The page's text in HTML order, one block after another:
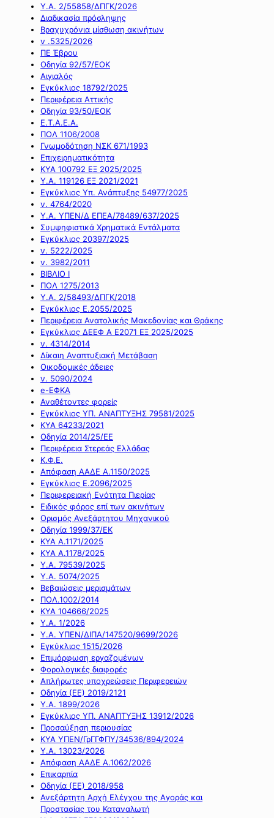
Υ.Α. 2/55858/ΔΠΓΚ/2026
Διαδικασία πρόσληψης
Βραχυχρόνια μίσθωση ακινήτων
ν .5325/2026
ΠΕ Έβρου
Οδηγία 92/57/ΕΟΚ
Αιγιαλός
Εγκύκλιος 18792/2025
Περιφέρεια Αττικής
Οδηγία 93/50/ΕΟΚ
Ε.Τ.Α.Ε.Α.
ΠΟΛ 1106/2008
Γνωμοδότηση ΝΣΚ 671/1993
Επιχειρηματικότητα
ΚΥΑ 100792 ΕΞ 2025/2025
Υ.Α. 119126 ΕΞ 2021/2021
Εγκύκλιος Υπ. Ανάπτυξης 54977/2025
ν. 4764/2020
Υ.Α. ΥΠΕΝ/Δ ΕΠΕΑ/78489/637/2025
Συμψηφιστικά Χρηματικά Εντάλματα
Εγκύκλιος 20397/2025
ν. 5222/2025
ν. 3982/2011
ΒΙΒΛΙΟ Ι
ΠΟΛ 1275/2013
Υ.Α. 2/58493/ΔΠΓΚ/2018
Εγκύκλιος Ε.2055/2025
Περιφέρεια Ανατολικής Μακεδονίας και Θράκης
Εγκύκλιος ΔΕΕΦ Α Ε2071 ΕΞ 2025/2025
ν. 4314/2014
Δίκαιη Αναπτυξιακή Μετάβαση
Οικοδομικές άδειες
ν. 5090/2024
e-ΕΦΚΑ
Αναθέτοντες φορείς
Εγκύκλιος ΥΠ. ΑΝΑΠΤΥΞΗΣ 79581/2025
ΚΥΑ 64233/2021
Οδηγία 2014/25/ΕΕ
Περιφέρεια Στερεάς Ελλάδας
Κ.Φ.Ε.
Απόφαση ΑΑΔΕ Α.1150/2025
Εγκύκλιος Ε.2096/2025
Περιφερειακή Ενότητα Πιερίας
Ειδικός φόρος επί των ακινήτων
Ορισμός Ανεξάρτητου Μηχανικού
Οδηγία 1999/37/ΕΚ
ΚΥΑ Α.1171/2025
ΚΥΑ Α.1178/2025
Υ.Α. 79539/2025
Υ.Α. 5074/2025
Βεβαιώσεις μερισμάτων
ΠΟΛ.1002/2014
ΚΥΑ 104666/2025
Υ.Α. 1/2026
Υ.Α. ΥΠΕΝ/ΔΙΠΑ/147520/9699/2026
Εγκύκλιος 1515/2026
Επιμόρφωση εργαζομένων
Φορολογικές διαφορές
Απλήρωτες υποχρεώσεις Περιφερειών
Οδηγία (ΕΕ) 2019/2121
Υ.Α. 1899/2026
Εγκύκλιος ΥΠ. ΑΝΑΠΤΥΞΗΣ 13912/2026
Προσαύξηση περιουσίας
ΚΥΑ ΥΠΕΝ/ΓρΓΓΦΠΥ/34536/894/2024
Υ.Α. 13023/2026
Απόφαση ΑΑΔΕ Α.1062/2026
Επικαρπία
Οδηγία (ΕΕ) 2018/958
Ανεξάρτητη Αρχή Ελέγχου της Αγοράς και
Προστασίας του Καταναλωτή